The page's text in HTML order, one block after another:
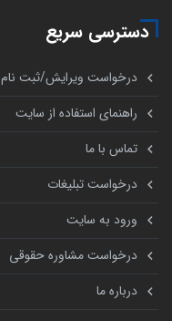
دسترسی سریع
درخواست ویرایش/ثبت نام
راهنمای استفاده از سایت
تماس با ما
درخواست تبلیغات
ورود به سایت
درخواست مشاوره حقوقی
درباره ما